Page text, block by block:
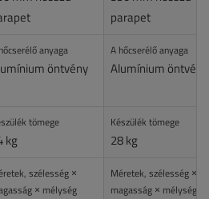
parapet
anyaga
öntvény
A hőcserélő anyaga
Alumínium öntvény
tömege
kg
Készülék tömege
28 kg
szélesség ×
× mélység
Méretek, szélesség ×
magasság × mélység